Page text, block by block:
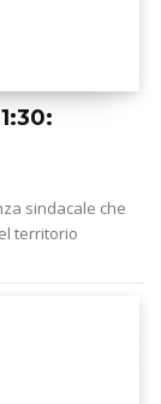
sindacale che
territorio